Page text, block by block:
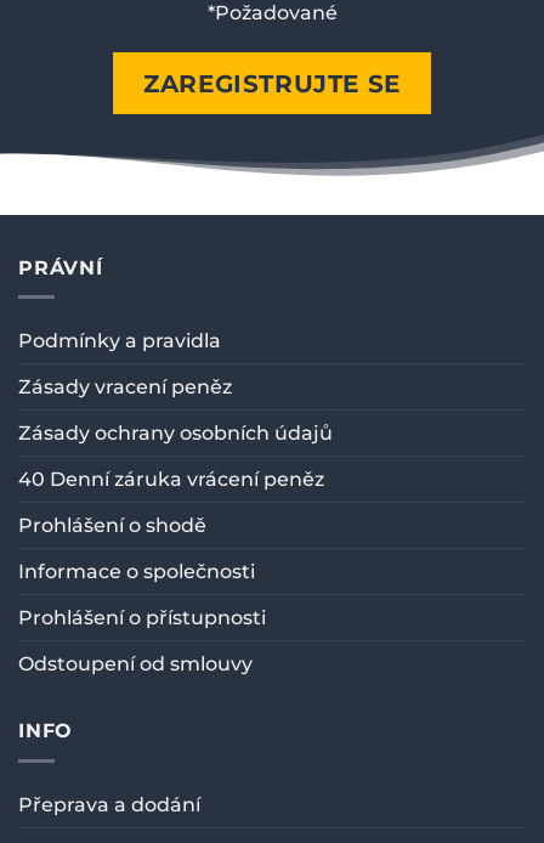
*Požadované
toto
prázdné.
PRÁVNÍ
Podmínky a pravidla
Zásady vracení peněz
Zásady ochrany osobních údajů
40 Denní záruka vrácení peněz
Prohlášení o shodě
Informace o společnosti
Prohlášení o přístupnosti
Odstoupení od smlouvy
INFO
Přeprava a dodání